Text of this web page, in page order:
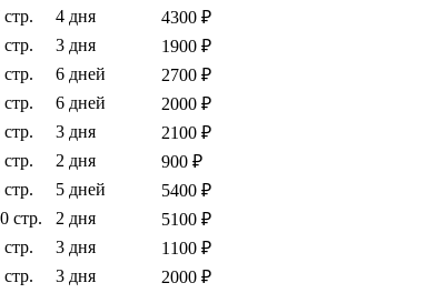
стр. 4 дня
4300 ₽
стр. 3 дня
1900 ₽
стр. 6 дней
2700 ₽
стр. 6 дней
2000 ₽
стр. 3 дня
2100 ₽
стр. 2 дня
900 ₽
стр. 5 дней
5400 ₽
стр. 2 дня
5100 ₽
стр. 3 дня
1100 ₽
стр. 3 дня
2000 ₽